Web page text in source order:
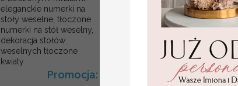
eleganckie numerki na
stoły weselne, tłoczone
numerki na stół weselny,
dekoracja stołów
weselnych tłoczone
kwiaty
Promocja:
personalizowana
Pamiątka Komunijna
opakowanie na pieniądze
Promocja:
85.00 PLN /105.00
PLN